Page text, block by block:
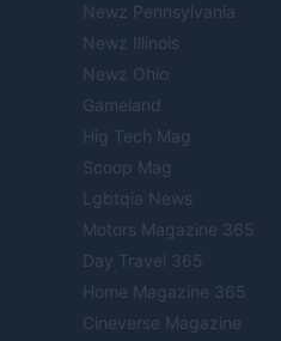
Newz Pennsylvania
Newz Illinois
Newz Ohio
Gameland
Hig Tech Mag
Scoop Mag
Lgbtqia News
Motors Magazine 365
Day Travel 365
Home Magazine 365
Cineverse Magazine